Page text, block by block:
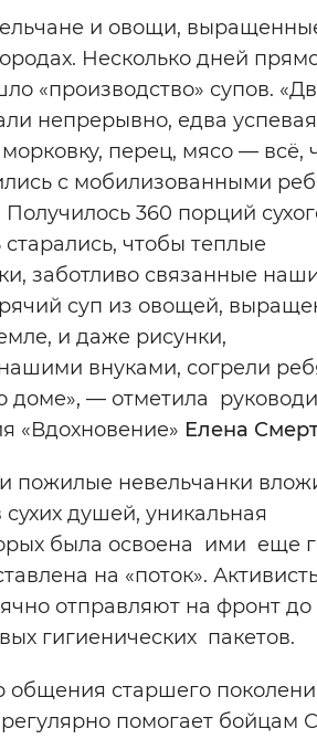
стандартные настройки
и овощи,
Несколько дней
«производство» супов.
непрерывно, едва успевая
морковку, перец, мясо — всё,
с мобилизованными
360 порций
чтобы теплые
заботливо связанные
суп из овощей,
и даже рисунки,
внуками, согрели
доме», — отметила
«Вдохновение» Елена
пожилые невельчанки
душей, уникальная
была освоена ими еще
на «поток».
отправляют на фронт до
гигиенических пакетов.
общения старшего
помогает бойцам